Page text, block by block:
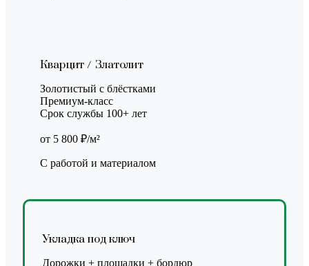
Кварцит / Златолит
Золотистый с блёстками
Премиум-класс
Срок службы 100+ лет
от 5 800 ₽/м²
С работой и материалом
Укладка под ключ
Дорожки + площадки + бордюр